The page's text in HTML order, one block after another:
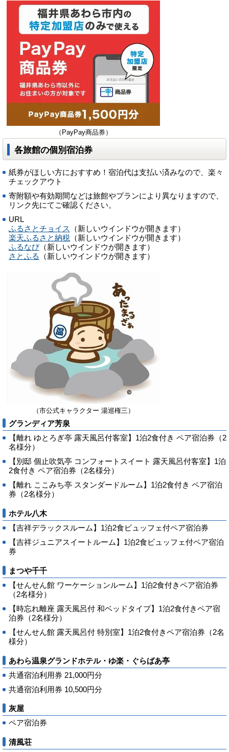
（PayPay商品券）
各旅館の個別宿泊券
紙券がほしい方におすすめ！宿泊代は支払い済みなので、楽々
チェックアウト
寄附額や有効期間などは旅館やプランにより異なりますので、
リンク先にてご確認ください。
URL
ふるさとチョイス
（新しいウインドウが開きます）
楽天ふるさと納税 （新しいウインドウが開きます）
ふるなび（新しいウインドウが開きます）
さとふる
（新しいウインドウが開きます）
（市公式キャラクター 湯巡権三）
グランディア芳泉
【離れ ゆとろぎ亭 露天風呂付客室】1泊2食付き ペア宿泊券（2
名様分）
【別邸 個止吹気亭 コンフォートスイート 露天風呂付客室】1泊
2食付き ペア宿泊券（2名様分）
【離れ ここみち亭 スタンダードルーム】1泊2食付き ペア宿泊
券（2名様分）
ホテル八木
【吉祥デラックスルーム】1泊2食ビュッフェ付ペア宿泊券
【吉祥ジュニアスイートルーム】1泊2食ビュッフェ付ペア宿泊
券
まつや千千
【せんせん館 ワーケーションルーム】1泊2食付きペア宿泊券
（2名様分）
【時忘れ離座 露天風呂付 和ベッドタイプ】1泊2食付きペア宿
泊券（2名様分）
【せんせん館 露天風呂付 特別室】1泊2食付きペア宿泊券（2名
様分）
あわら温泉グランドホテル・ゆ楽・ぐらばあ亭
共通宿泊利用券 21,000円分
共通宿泊利用券 10,500円分
灰屋
ペア宿泊券
清風荘